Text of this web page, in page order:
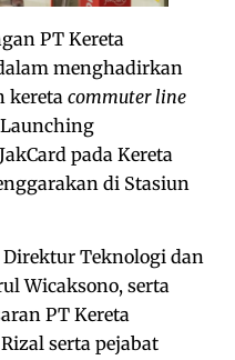
PT Kereta
menghadirkan
kereta commuter line
pada Kereta
di Stasiun
Teknologi dan
Wicaksono, serta
PT Kereta
serta pejabat